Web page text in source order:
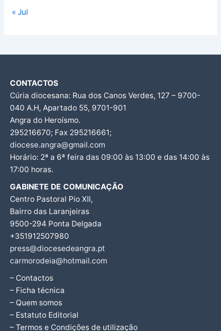
« Jul
CONTACTOS
Cúria diocesana: Rua dos Canos Verdes, 127 – 9700-
040 A.H, Apartado 55, 9701-901
Angra do Heroísmo.
295216670; Fax 295216661;
diocese.angra@gmail.com
Horário: 2ª a 6ª feira das 09:00 às 13:00 e das 14:00 às
17:00 horas.
GABINETE DE COMUNICAÇÃO
Centro Pastoral Pio XII,
Bairro das Laranjeiras
9500-294 Ponta Delgada
+351912507980
press@diocesedeangra.pt
carmorodeia@hotmail.com
– Contactos
– Ficha técnica
– Quem somos
– Estatuto Editorial
– Termos e Condições de utilização